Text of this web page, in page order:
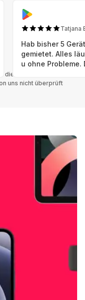
Tatjana
Hab bisher 5
gemietet. Alles
u ohne Probleme.
einwandfreien
Nachhaltig u wer
mal wieder ein
hat (Xbox,
Smartphone etc),
Grover nur
Möglichkeit
besteht nach
die Grover App.
uns nicht überprüft